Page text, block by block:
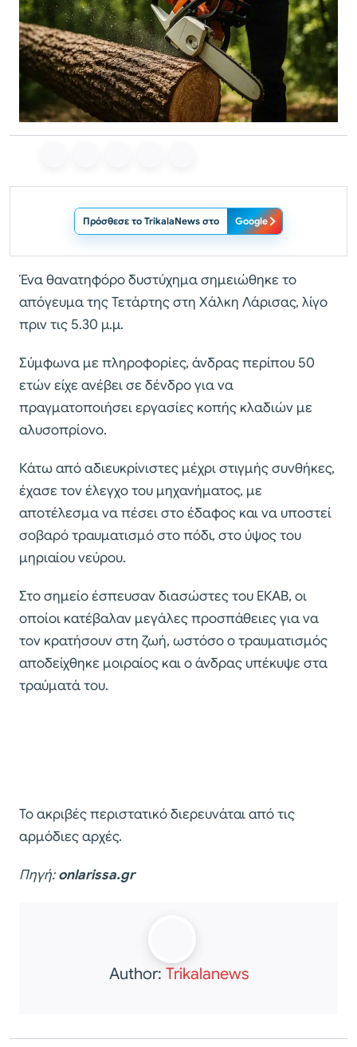
Πρόσθεσε το TrikalaNews στο Google
Ένα θανατηφόρο δυστύχημα σημειώθηκε το
απόγευμα της Τετάρτης στη Χάλκη Λάρισας, λίγο
πριν τις 5.30 μ.μ.
Σύμφωνα με πληροφορίες, άνδρας περίπου 50
ετών είχε ανέβει σε δένδρο για να
πραγματοποιήσει εργασίες κοπής κλαδιών με
αλυσοπρίονο.
Κάτω από αδιευκρίνιστες μέχρι στιγμής συνθήκες,
έχασε τον έλεγχο του μηχανήματος, με
αποτέλεσμα να πέσει στο έδαφος και να υποστεί
σοβαρό τραυματισμό στο πόδι, στο ύψος του
μηριαίου νεύρου.
Στο σημείο έσπευσαν διασώστες του ΕΚΑΒ, οι
οποίοι κατέβαλαν μεγάλες προσπάθειες για να
τον κρατήσουν στη ζωή, ωστόσο ο τραυματισμός
αποδείχθηκε μοιραίος και ο άνδρας υπέκυψε στα
τραύματά του.
Το ακριβές περιστατικό διερευνάται από τις
αρμόδιες αρχές.
Πηγή:onlarissa.gr
Author: Trikalanews